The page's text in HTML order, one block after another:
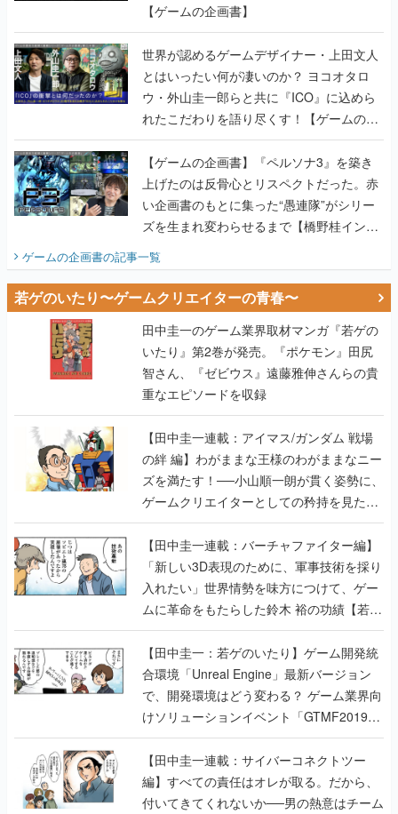
【ゲームの企画書】
世界が認めるゲームデザイナー・上田文人
とはいったい何が凄いのか？ ヨコオタロ
ウ・外山圭一郎らと共に『ICO』に込めら
れたこだわりを語り尽くす！【ゲームの企
画書】
【ゲームの企画書】『ペルソナ3』を築き
上げたのは反骨心とリスペクトだった。赤
い企画書のもとに集った“愚連隊”がシリー
ズを生まれ変わらせるまで【橋野桂インタ
ビュー】
ゲームの企画書の記事一覧
若ゲのいたり〜ゲームクリエイターの青春〜
田中圭一のゲーム業界取材マンガ『若ゲの
いたり』第2巻が発売。『ポケモン』田尻
智さん、『ゼビウス』遠藤雅伸さんらの貴
重なエピソードを収録
【田中圭一連載：アイマス/ガンダム 戦場
の絆 編】わがままな王様のわがままなニー
ズを満たす！──小山順一朗が貫く姿勢に、
ゲームクリエイターとしての矜持を見た
【若ゲのいたり最終回】
【田中圭一連載：バーチャファイター編】
「新しい3D表現のために、軍事技術を採り
入れたい」世界情勢を味方につけて、ゲー
ムに革命をもたらした鈴木 裕の功績【若ゲ
のいたり】
【田中圭一：若ゲのいたり】ゲーム開発統
合環境「Unreal Engine」最新バージョン
で、開発環境はどう変わる？ ゲーム業界向
けソリューションイベント「GTMF2019」
に行って、より理解を深めよう【PR】
【田中圭一連載：サイバーコネクトツー
編】すべての責任はオレが取る。だから、
付いてきてくれないか──男の熱意はチーム